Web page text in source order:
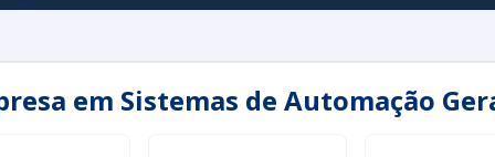
em Sistemas de Automação